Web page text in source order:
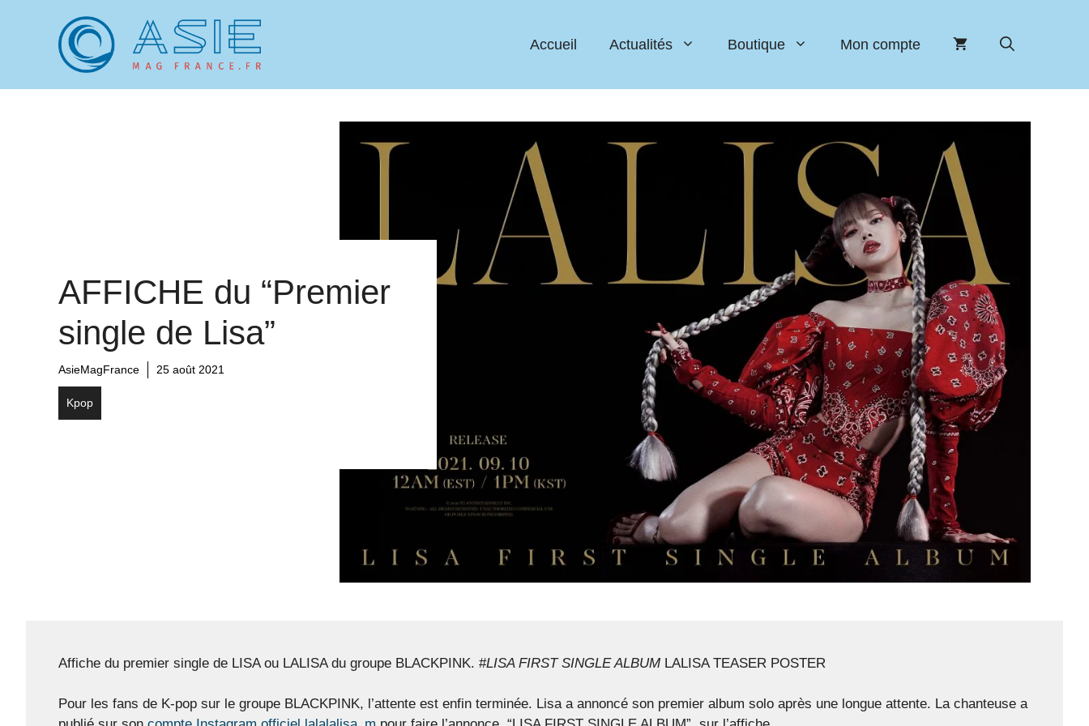
Accueil Actualités Boutique Mon compte
AFFICHE du “Premier
single de Lisa”
AsieMagFrance 25 août 2021
Kpop
Affiche du premier single de LISA ou LALISA du groupe BLACKPINK. #LISA FIRST SINGLE ALBUM LALISA TEASER POSTER
Pour les fans de K-pop sur le groupe BLACKPINK, l’attente est enfin terminée. Lisa a annoncé son premier album solo après une longue attente. La chanteuse a